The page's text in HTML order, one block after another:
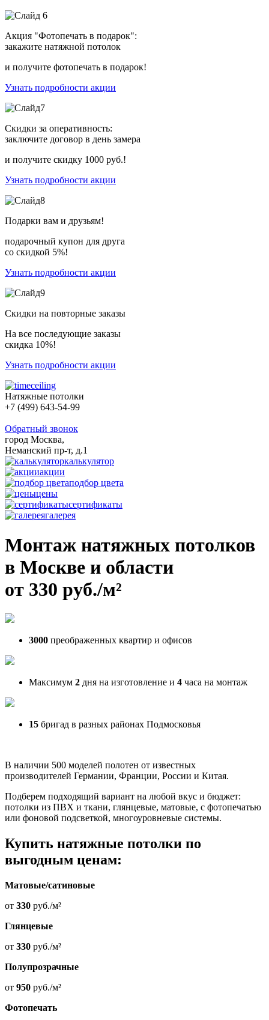
Акция "Фотопечать в подарок":
закажите натяжной потолок
и получите фотопечать в подарок!
Узнать подробности акции
Скидки за оперативность:
заключите договор в день замера
и получите скидку 1000 руб.!
Узнать подробности акции
Подарки вам и друзьям!
подарочный купон для друга
со скидкой 5%!
Узнать подробности акции
Скидки на повторные заказы
На все последующие заказы
скидка 10%!
Узнать подробности акции
Натяжные потолки
+7 (499) 643-54-99
Обратный звонок
город Москва,
Неманский пр-т, д.1
калькулятор
акции
подбор цвета
цены
сертификаты
галерея
Монтаж натяжных потолков
в Москве и области
от 330 руб./м²
3000 преображенных квартир и офисов
Максимум 2 дня на изготовление и 4 часа на монтаж
15 бригад в разных районах Подмосковья
В наличии 500 моделей полотен от известных
производителей Германии, Франции, России и Китая.
Подберем подходящий вариант на любой вкус и бюджет:
потолки из ПВХ и ткани, глянцевые, матовые, с фотопечатью
или фоновой подсветкой, многоуровневые системы.
Купить натяжные потолки по
выгодным ценам:
Матовые/сатиновые
от 330 руб./м²
Глянцевые
от 330 руб./м²
Полупрозрачные
от 950 руб./м²
Фотопечать